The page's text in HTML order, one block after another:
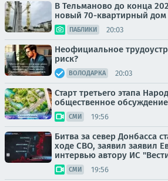
В Тельманово до конца
новый 70-квартирный дом
ПАБЛИКИ 20:03
Неофициальное
риск?
ВОЛОДАРКА 20:03
Старт третьего этапа
общественное обсуждение
СМИ 19:56
Битва за север Донбасса
ходе СВО, заявил заявил
интервью автору ИС
СМИ 19:56